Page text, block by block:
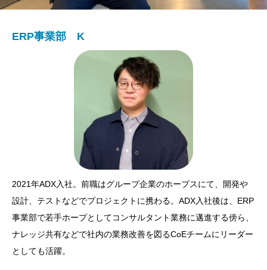
ERP事業部 K
2021年ADX入社。前職はグループ企業のホープスにて、開発や
設計、テストなどでプロジェクトに携わる。ADX入社後は、ERP
事業部で若手ホープとしてコンサルタント業務に邁進する傍ら、
ナレッジ共有などで社内の業務改善を図るCoEチームにリーダー
としても活躍。